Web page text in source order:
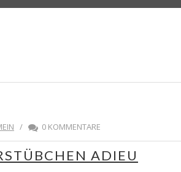
/ 0 KOMMENTARE
ADIEU